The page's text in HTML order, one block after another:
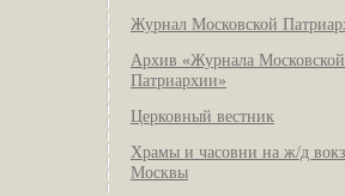
Журнал Московской
Архив «Журнала Московской
Патриархии»
Церковный вестник
Храмы и часовни на ж/д
Москвы